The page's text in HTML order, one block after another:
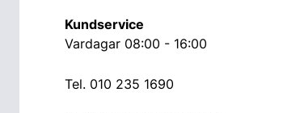
Kundservice
Vardagar 08:00 - 16:00
Tel. 010 235 1690